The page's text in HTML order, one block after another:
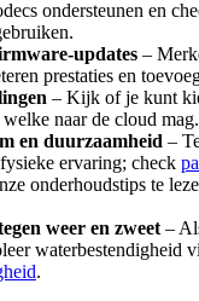
ondersteunen en
updates –
prestaties en
– Kijk of je kunt
naar de cloud mag.
en duurzaamheid –
ervaring; check
onderhoudstips te
weer en zweet –
waterbestendigheid
.